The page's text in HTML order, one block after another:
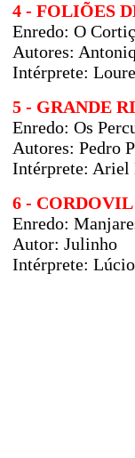
4 - FOLIÕES
Enredo: O
Autores:
Intérprete:
5 - GRANDE
Enredo: Os
Autores: Pedro
Intérprete: Ariel
6 - CORDOVIL
Enredo:
Autor: Julinho
Intérprete: